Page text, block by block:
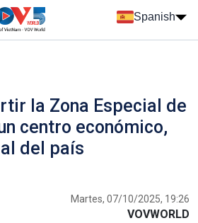
Spanish
la Zona Especial de
centro económico,
del país
Martes, 07/10/2025, 19:26
VOVWORLD